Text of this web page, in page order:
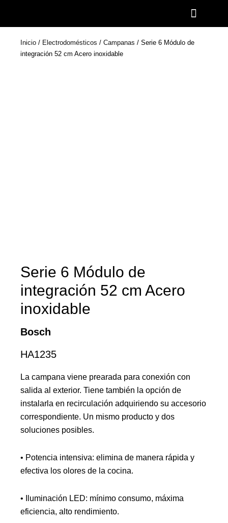
contenido
Inicio / Electrodomésticos / Campanas / Serie 6 Módulo de
integración 52 cm Acero inoxidable
Serie 6 Módulo de
integración 52 cm Acero
inoxidable
Bosch
HA1235
La campana viene prearada para conexión con
salida al exterior. Tiene también la opción de
instalarla en recirculación adquiriendo su accesorio
correspondiente. Un mismo producto y dos
soluciones posibles.
• Potencia intensiva: elimina de manera rápida y
efectiva los olores de la cocina.
• Iluminación LED: mínimo consumo, máxima
eficiencia, alto rendimiento.